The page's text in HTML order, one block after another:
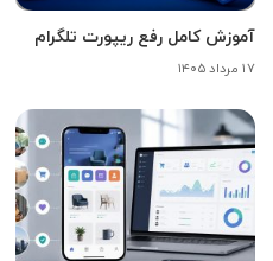
آموزش کامل رفع ریپورت تلگرام
۱۷ مرداد ۱۴۰۵